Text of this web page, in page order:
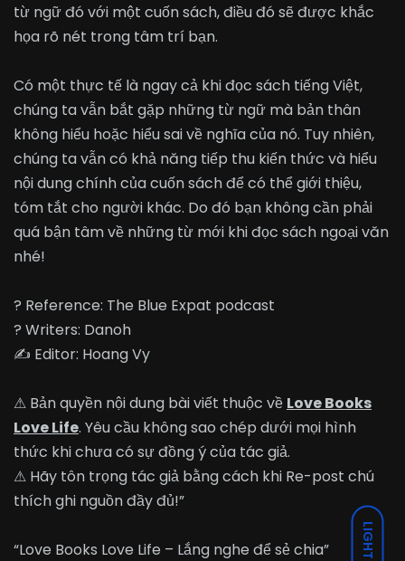
LIGHT
từ ngữ đó với một cuốn sách, điều đó sẽ được khắc
họa rõ nét trong tâm trí bạn.
Có một thực tế là ngay cả khi đọc sách tiếng Việt,
chúng ta vẫn bắt gặp những từ ngữ mà bản thân
không hiểu hoặc hiểu sai về nghĩa của nó. Tuy nhiên,
chúng ta vẫn có khả năng tiếp thu kiến thức và hiểu
nội dung chính của cuốn sách để có thể giới thiệu,
tóm tắt cho người khác. Do đó bạn không cần phải
quá bận tâm về những từ mới khi đọc sách ngoại văn
nhé!
? Reference: The Blue Expat podcast
? Writers: Danoh
✍ Editor: Hoang Vy
⚠ Bản quyền nội dung bài viết thuộc về Love Books
Love Life. Yêu cầu không sao chép dưới mọi hình
thức khi chưa có sự đồng ý của tác giả.
⚠ Hãy tôn trọng tác giả bằng cách khi Re-post chú
thích ghi nguồn đầy đủ!”
“Love Books Love Life – Lắng nghe để sẻ chia”